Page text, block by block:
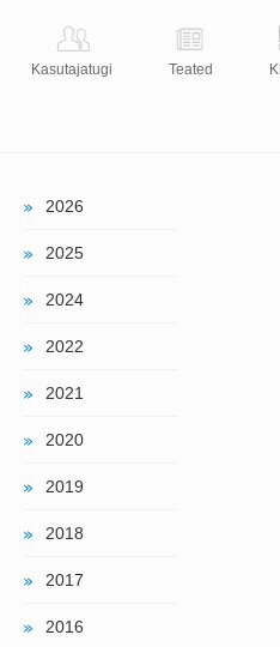
2026
2025
2024
2022
2021
2020
2019
2018
2017
2016